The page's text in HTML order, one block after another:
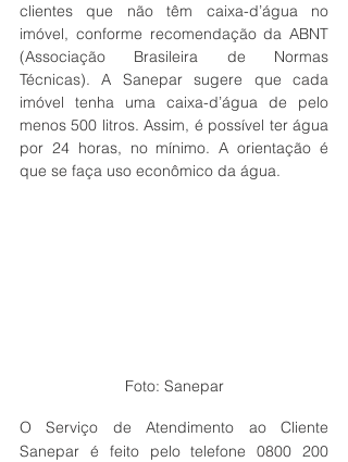
clientes que não têm caixa-d’água no
imóvel, conforme recomendação da ABNT
(Associação Brasileira de Normas
Técnicas). A Sanepar sugere que cada
imóvel tenha uma caixa-d’água de pelo
menos 500 litros. Assim, é possível ter água
por 24 horas, no mínimo. A orientação é
que se faça uso econômico da água.
Foto: Sanepar
O Serviço de Atendimento ao Cliente
Sanepar é feito pelo telefone 0800 200